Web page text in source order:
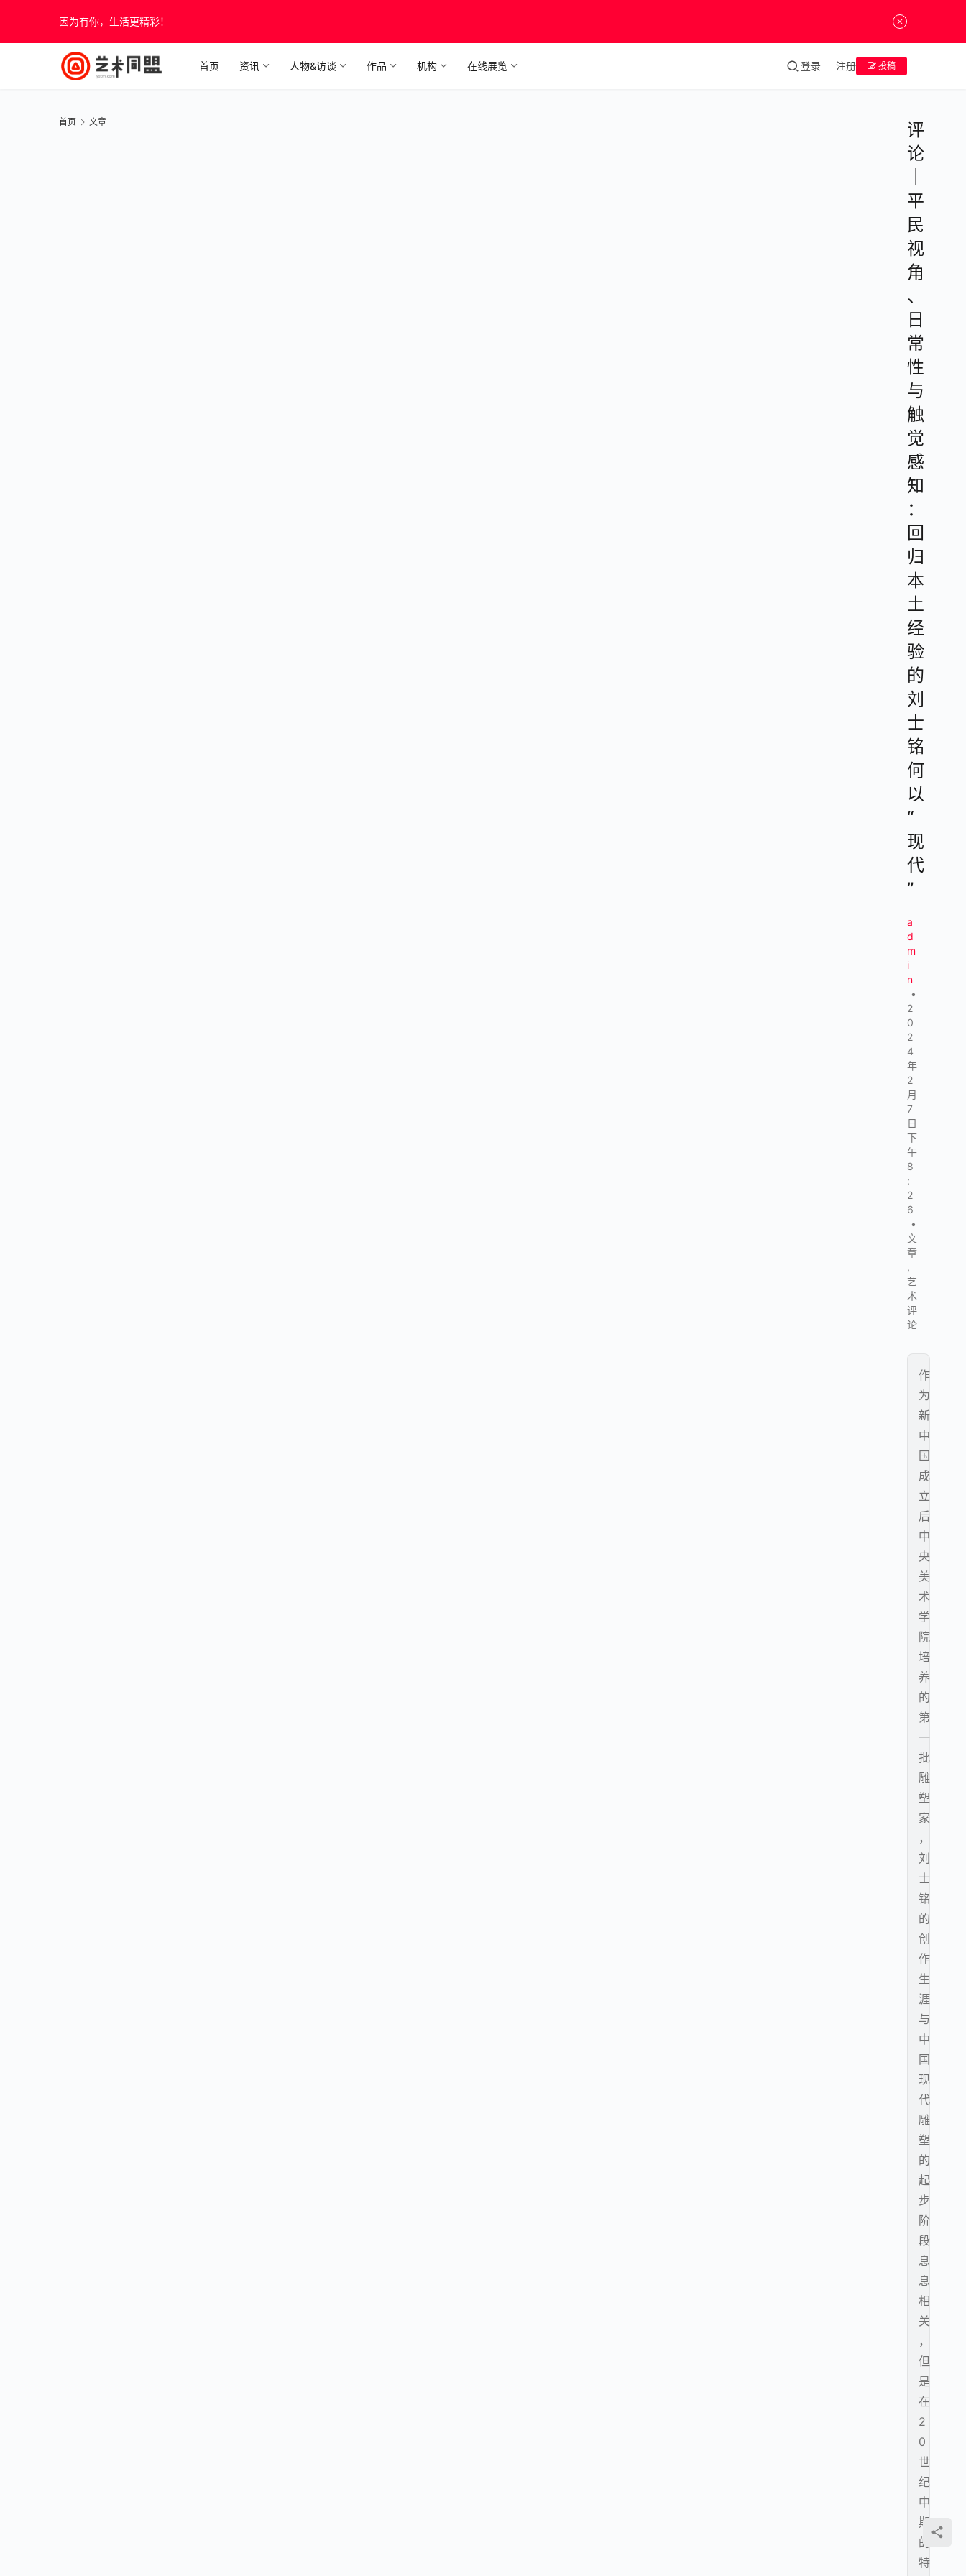
因为有你，生活更精彩！
首页 资讯 人物&访谈 作品 机构 在线展览 登录 注册 投稿
首页 文章
评
论
平
民
视
角
、
日
常
性
与
触
觉
感
知
：
回
归
本
土
经
验
的
刘
士
铭
何
以
“
现
代
”
a
d
m
i
n
•
2
0
2
4
年
2
月
7
日
下
午
8
:
2
6
•
文
章
,
艺
术
评
论
作
为
新
中
国
成
立
后
中
央
美
术
学
院
培
养
的
第
一
批
雕
塑
家
，
刘
士
铭
的
创
作
生
涯
与
中
国
现
代
雕
塑
的
起
步
阶
段
息
息
相
关
，
但
是
在
2
0
世
纪
中
期
的
特